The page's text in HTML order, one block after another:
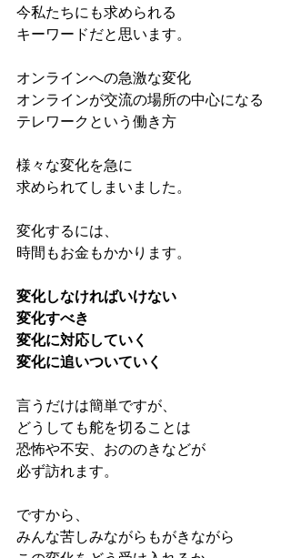
今私たちにも求められる
キーワードだと思います。
オンラインへの急激な変化
オンラインが交流の場所の中心になる
テレワークという働き方
様々な変化を急に
求められてしまいました。
変化するには、
時間もお金もかかります。
変化しなければいけない
変化すべき
変化に対応していく
変化に追いついていく
言うだけは簡単ですが、
どうしても舵を切ることは
恐怖や不安、おののきなどが
必ず訪れます。
ですから、
みんな苦しみながらもがきながら